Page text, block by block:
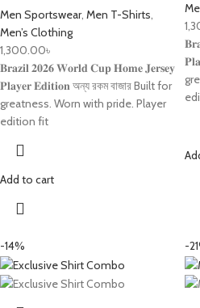
Men Sportswear, Men T-Shirts,
Men’s Clothing
1,300.00৳
𝐁𝐫𝐚𝐳𝐢𝐥 𝟐𝟎𝟐𝟔 𝐖𝐨𝐫𝐥𝐝 𝐂𝐮𝐩 𝐇𝐨𝐦𝐞 𝐉𝐞𝐫𝐬𝐞𝐲
𝐏𝐥𝐚𝐲𝐞𝐫 𝐄𝐝𝐢𝐭𝐢𝐨𝐧 অন্য রকম বাজার Built for
greatness. Worn with pride. Player
edition fit
Add to cart
-14% -